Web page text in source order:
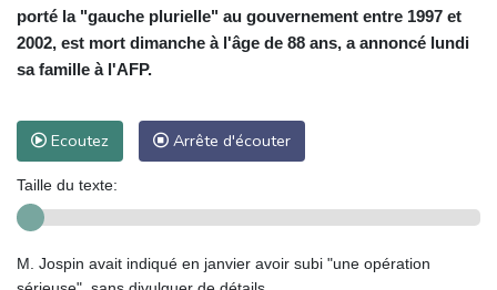
porté la "gauche plurielle" au gouvernement entre 1997 et
2002, est mort dimanche à l'âge de 88 ans, a annoncé lundi
sa famille à l'AFP.
Ecoutez Arrête d'écouter
Taille du texte:
M. Jospin avait indiqué en janvier avoir subi "une opération